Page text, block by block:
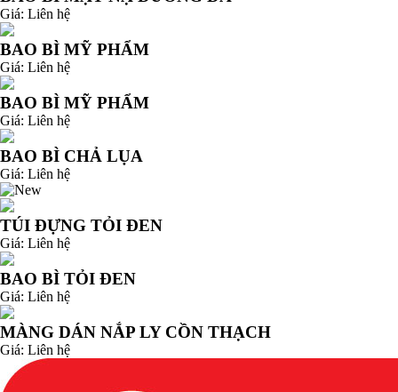
Giá: Liên hệ
BAO BÌ MỸ PHẨM
Giá: Liên hệ
BAO BÌ MỸ PHẨM
Giá: Liên hệ
BAO BÌ CHẢ LỤA
Giá: Liên hệ
TÚI ĐỰNG TỎI ĐEN
Giá: Liên hệ
BAO BÌ TỎI ĐEN
Giá: Liên hệ
MÀNG DÁN NẮP LY CỒN THẠCH
Giá: Liên hệ